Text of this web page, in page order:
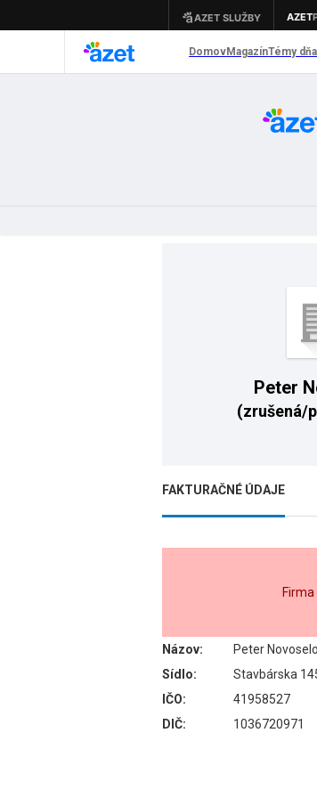
Peter
(zrušená/
FAKTURAČNÉ ÚDAJE
Názov:
Peter
Sídlo:
Stavbárska
IČO:
41958527
DIČ:
1036720971